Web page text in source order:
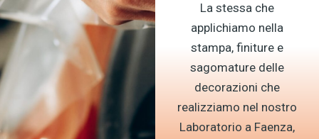
La stessa che
applichiamo nella
stampa, finiture e
sagomature delle
decorazioni che
realizziamo nel nostro
Laboratorio a Faenza,